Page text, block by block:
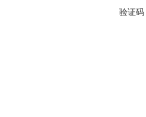
验证码